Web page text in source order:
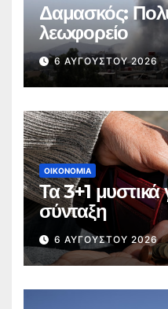
Δαμασκός:
λεωφορείο
6 ΑΥΓΟΎΣΤΟΥ 2026
ΟΙΚΟΝΟΜΊΑ
Τα 3+1 μυστικά
σύνταξη
6 ΑΥΓΟΎΣΤΟΥ 2026